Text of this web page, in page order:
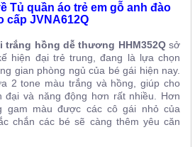
Tủ quần áo trẻ em gỗ anh đào
cấp JVNA612Q
trắng hồng dễ thương HHM352Qsở
hiện đại trẻ trung, đang là lựa chọn
gian phòng ngủ của bé gái hiện nay.
2 tone màu trắng và hồng, giúp cho
đại và năng động hơn rất nhiều. Hơn
gam màu được các cô gái nhỏ của
chắn các bé sẽ càng thêm yêu căn